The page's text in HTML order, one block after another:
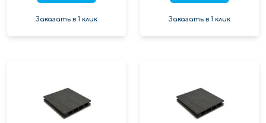
Заказать в 1 клик Заказать в 1 клик